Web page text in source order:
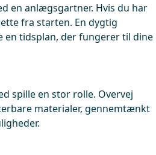
en anlægsgartner. Hvis du har
fra starten. En dygtig
tidsplan, der fungerer til dine
spille en stor rolle. Overvej
materialer, gennemtænkt